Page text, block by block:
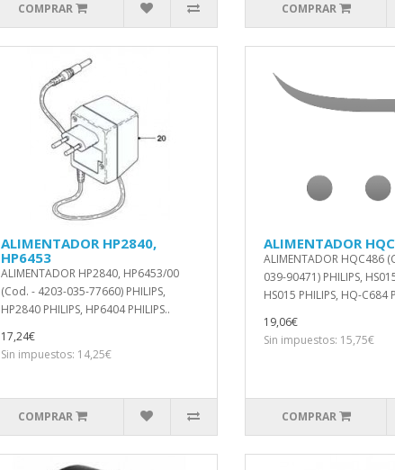
COMPRAR COMPRAR
ALIMENTADOR HP2840,
HP6453
ALIMENTADOR HP2840, HP6453/00
(Cod. - 4203-035-77660) PHILIPS,
HP2840 PHILIPS, HP6404 PHILIPS..
17,24€
Sin impuestos: 14,25€
COMPRAR
ALIMENTADOR
ALIMENTADOR HQC486
039-90471) PHILIPS,
HS015 PHILIPS, HQ-C684
19,06€
Sin impuestos: 15,75€
COMPRAR